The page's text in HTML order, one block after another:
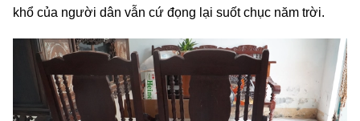
khổ của người dân vẫn cứ đọng lại suốt chục năm trời.